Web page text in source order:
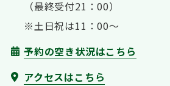
（最終受付21：00）
※土日祝は11：00〜
予約の空き状況はこちら
アクセスはこちら